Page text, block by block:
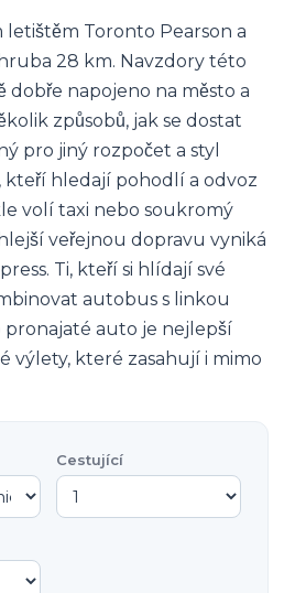
Toronto Pearson a
28 km. Navzdory této
dobře napojeno na město a
způsobů, jak se dostat
pro jiný rozpočet a styl
kteří hledají pohodlí a odvoz
volí taxi nebo soukromý
veřejnou dopravu vyniká
Ti, kteří si hlídají své
autobus s linkou
pronajaté auto je nejlepší
výlety, které zasahují i mimo
Cestující